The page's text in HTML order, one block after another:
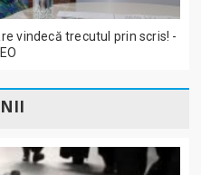
vindecă trecutul prin scris! -